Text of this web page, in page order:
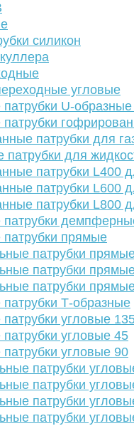
силикон
угловые
U-
патрубки для
для
патрубки L400
патрубки L600
патрубки L800
патрубки
прямые
патрубки
патрубки
патрубки
Т-образные
угловые
угловые 45
угловые 90
патрубки
патрубки
патрубки
патрубки